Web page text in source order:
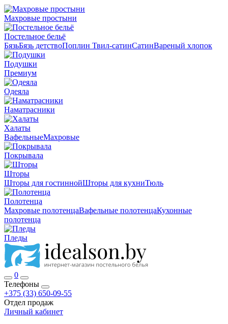
Махровые простыни
Постельное бельё
БязьБязь детствоПоплин Твил-сатинСатинВареный хлопок
Подушки
Премиум
Одеяла
Наматрасники
Халаты
ВафельныеМахровые
Покрывала
Шторы
Шторы для гостиннойШторы для кухниТюль
Полотенца
Махровые полотенцаВафельные полотенцаКухонные
полотенца
Пледы
0
Телефоны
+375 (33) 650-09-55
Отдел продаж
Личный кабинет